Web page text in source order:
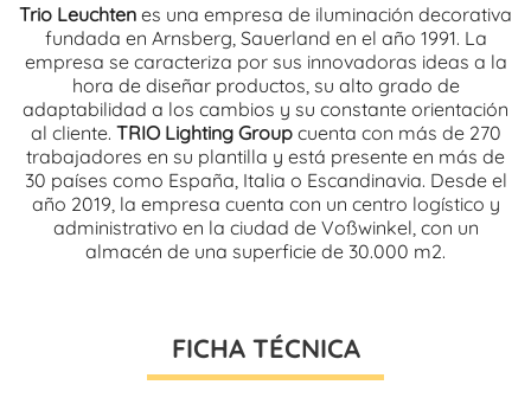
Trio Leuchten es una empresa de iluminación decorativa
fundada en Arnsberg, Sauerland en el año 1991. La
empresa se caracteriza por sus innovadoras ideas a la
hora de diseñar productos, su alto grado de
adaptabilidad a los cambios y su constante orientación
al cliente. TRIO Lighting Groupcuenta con más de 270
trabajadores en su plantilla y está presente en más de
30 países como España, Italia o Escandinavia. Desde el
año 2019, la empresa cuenta con un centro logístico y
administrativo en la ciudad de Voßwinkel, con un
almacén de una superficie de 30.000 m2.
FICHA TÉCNICA